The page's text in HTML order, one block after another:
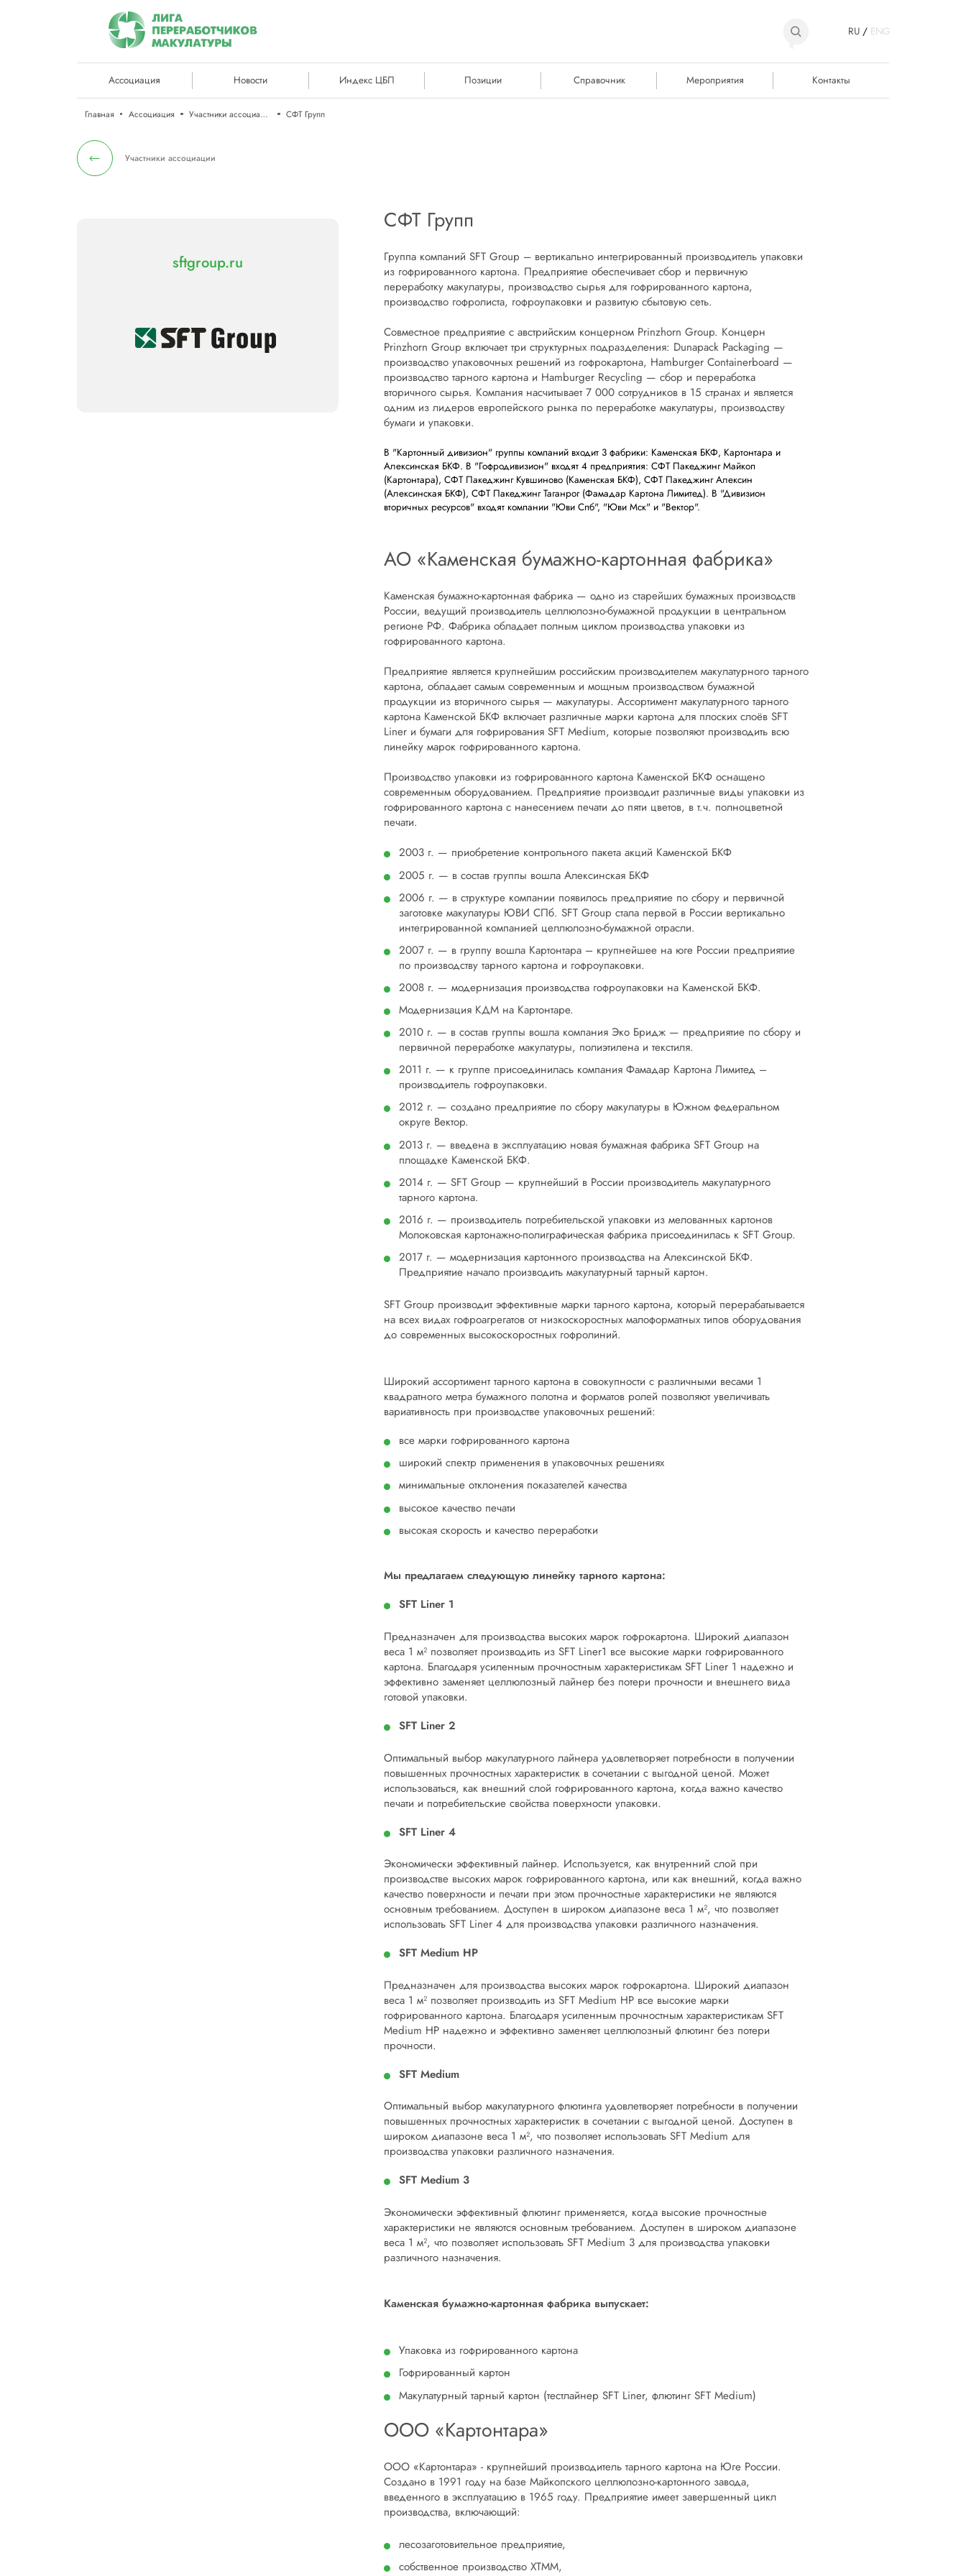
RU/ ENG
Ассоциация Новости Индекс ЦБП Позиции Справочник Мероприятия Контакты
Главная Ассоциация Участники ассоциации СФТ Групп
Участники ассоциации
sftgroup.ru
СФТ Групп
Группа компаний SFT Group – вертикально интегрированный производитель упаковки
из гофрированного картона. Предприятие обеспечивает сбор и первичную
переработку макулатуры, производство сырья для гофрированного картона,
производство гофролиста, гофроупаковки и развитую сбытовую сеть.
Совместное предприятие с австрийским концерном Prinzhorn Group. Концерн
Prinzhorn Group включает три структурных подразделения: Dunapack Packaging —
производство упаковочных решений из гофрокартона, Hamburger Containerboard —
производство тарного картона и Hamburger Recycling — сбор и переработка
вторичного сырья. Компания насчитывает 7 000 сотрудников в 15 странах и является
одним из лидеров европейского рынка по переработке макулатуры, производству
бумаги и упаковки.
В "Картонный дивизион" группы компаний входит 3 фабрики: Каменская БКФ, Картонтара и
Алексинская БКФ. В "Гофродивизион" входят 4 предприятия: СФТ Пакеджинг Майкоп
(Картонтара), СФТ Пакеджинг Кувшиново (Каменская БКФ), СФТ Пакеджинг Алексин
(Алексинская БКФ), СФТ Пакеджинг Таганрог (Фамадар Картона Лимитед). В "Дивизион
вторичных ресурсов" входят компании "Юви Спб", "Юви Мск" и "Вектор".
АО «Каменская бумажно-картонная фабрика»
Каменская бумажно-картонная фабрика — одно из старейших бумажных производств
России, ведущий производитель целлюлозно-бумажной продукции в центральном
регионе РФ. Фабрика обладает полным циклом производства упаковки из
гофрированного картона.
Предприятие является крупнейшим российским производителем макулатурного тарного
картона, обладает самым современным и мощным производством бумажной
продукции из вторичного сырья — макулатуры. Ассортимент макулатурного тарного
картона Каменской БКФ включает различные марки картона для плоских слоёв SFT
Liner и бумаги для гофрирования SFT Medium, которые позволяют производить всю
линейку марок гофрированного картона.
Производство упаковки из гофрированного картона Каменской БКФ оснащено
современным оборудованием. Предприятие производит различные виды упаковки из
гофрированного картона с нанесением печати до пяти цветов, в т.ч. полноцветной
печати.
2003 г. — приобретение контрольного пакета акций Каменской БКФ
2005 г. — в состав группы вошла Алексинская БКФ
2006 г. — в структуре компании появилось предприятие по сбору и первичной
заготовке макулатуры ЮВИ СПб. SFT Group стала первой в России вертикально
интегрированной компанией целлюлозно-бумажной отрасли.
2007 г. — в группу вошла Картонтара – крупнейшее на юге России предприятие
по производству тарного картона и гофроупаковки.
2008 г. — модернизация производства гофроупаковки на Каменской БКФ.
Модернизация КДМ на Картонтаре.
2010 г. — в состав группы вошла компания Эко Бридж — предприятие по сбору и
первичной переработке макулатуры, полиэтилена и текстиля.
2011 г. — к группе присоединилась компания Фамадар Картона Лимитед –
производитель гофроупаковки.
2012 г. — создано предприятие по сбору макулатуры в Южном федеральном
округе Вектор.
2013 г. — введена в эксплуатацию новая бумажная фабрика SFT Group на
площадке Каменской БКФ.
2014 г. — SFT Group — крупнейший в России производитель макулатурного
тарного картона.
2016 г. — производитель потребительской упаковки из мелованных картонов
Молоковская картонажно-полиграфическая фабрика присоединилась к SFT Group.
2017 г. — модернизация картонного производства на Алексинской БКФ.
Предприятие начало производить макулатурный тарный картон.
SFT Group производит эффективные марки тарного картона, который перерабатывается
на всех видах гофроагрегатов от низкоскоростных малоформатных типов оборудования
до современных высокоскоростных гофролиний.
Широкий ассортимент тарного картона в совокупности с различными весами 1
квадратного метра бумажного полотна и форматов ролей позволяют увеличивать
вариативность при производстве упаковочных решений:
все марки гофрированного картона
широкий спектр применения в упаковочных решениях
минимальные отклонения показателей качества
высокое качество печати
высокая скорость и качество переработки
Мы предлагаем следующую линейку тарного картона:
SFT Liner 1
Предназначен для производства высоких марок гофрокартона. Широкий диапазон
веса 1 м² позволяет производить из SFT Liner1 все высокие марки гофрированного
картона. Благодаря усиленным прочностным характеристикам SFT Liner 1 надежно и
эффективно заменяет целлюлозный лайнер без потери прочности и внешнего вида
готовой упаковки.
SFT Liner 2
Оптимальный выбор макулатурного лайнера удовлетворяет потребности в получении
повышенных прочностных характеристик в сочетании с выгодной ценой. Может
использоваться, как внешний слой гофрированного картона, когда важно качество
печати и потребительские свойства поверхности упаковки.
SFT Liner 4
Экономически эффективный лайнер. Используется, как внутренний слой при
производстве высоких марок гофрированного картона, или как внешний, когда важно
качество поверхности и печати при этом прочностные характеристики не являются
основным требованием. Доступен в широком диапазоне веса 1 м², что позволяет
использовать SFT Liner 4 для производства упаковки различного назначения.
SFT Medium HP
Предназначен для производства высоких марок гофрокартона. Широкий диапазон
веса 1 м² позволяет производить из SFT Medium HP все высокие марки
гофрированного картона. Благодаря усиленным прочностным характеристикам SFT
Medium HP надежно и эффективно заменяет целлюлозный флютинг без потери
прочности.
SFT Medium
Оптимальный выбор макулатурного флютинга удовлетворяет потребности в получении
повышенных прочностных характеристик в сочетании с выгодной ценой. Доступен в
широком диапазоне веса 1 м², что позволяет использовать SFT Medium для
производства упаковки различного назначения.
SFT Medium 3
Экономически эффективный флютинг применяется, когда высокие прочностные
характеристики не являются основным требованием. Доступен в широком диапазоне
веса 1 м², что позволяет использовать SFT Medium 3 для производства упаковки
различного назначения.
Каменская бумажно-картонная фабрика выпускает:
Упаковка из гофрированного картона
Гофрированный картон
Макулатурный тарный картон (тестлайнер SFT Liner, флютинг SFT Medium)
ООО «Картонтара»
ООО «Картонтара» - крупнейший производитель тарного картона на Юге России.
Создано в 1991 году на базе Майкопского целлюлозно-картонного завода,
введенного в эксплуатацию в 1965 году. Предприятие имеет завершенный цикл
производства, включающий:
лесозаготовительное предприятие,
собственное производство ХТММ,